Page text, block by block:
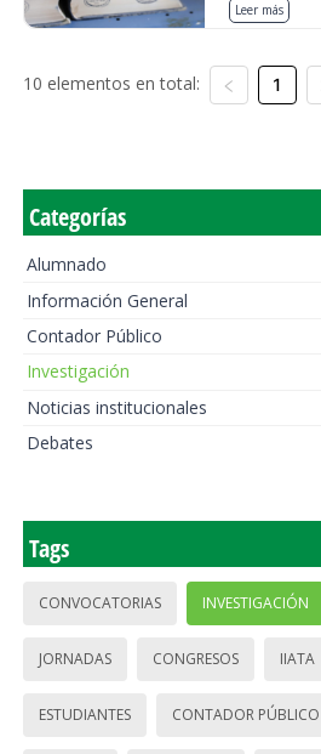
Leer más
10 elementos en total: 1
Categorías
Alumnado
Información General
Contador Público
Investigación
Noticias institucionales
Debates
Tags
CONVOCATORIAS INVESTIGACIÓN
JORNADAS CONGRESOS IIATA
ESTUDIANTES CONTADOR PÚBLICO